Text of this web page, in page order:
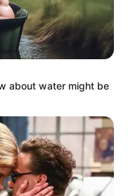
about water might be